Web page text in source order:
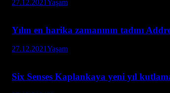
27.12.2021Yaşam
Yılın en harika zamanının tadını
27.12.2021Yaşam
Six Senses Kaplankaya yeni yıl